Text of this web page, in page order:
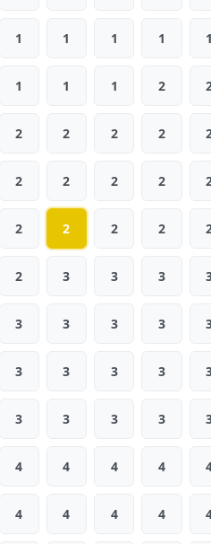
1 1 1 1 1
1 1 1 2
2 2 2 2
2 2 2 2
2 2 2 2
2 3 3 3
3 3 3 3
3 3 3 3
3 3 3 3
4 4 4 4
4 4 4 4